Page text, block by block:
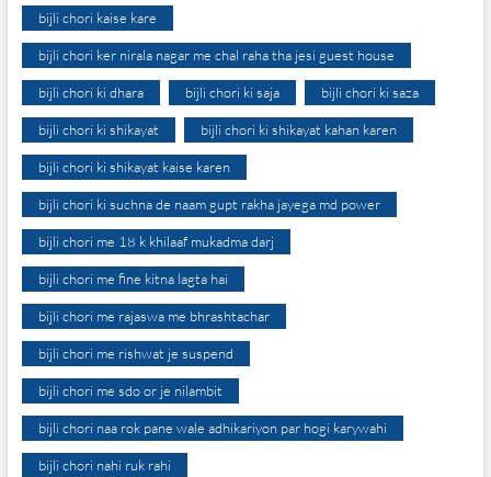
bijli chori kaise kare
bijli chori ker nirala nagar me chal raha tha jesi guest house
bijli chori ki dhara bijli chori ki saja bijli chori ki saza
bijli chori ki shikayat bijli chori ki shikayat kahan karen
bijli chori ki shikayat kaise karen
bijli chori ki suchna de naam gupt rakha jayega md power
bijli chori me 18 k khilaaf mukadma darj
bijli chori me fine kitna lagta hai
bijli chori me rajaswa me bhrashtachar
bijli chori me rishwat je suspend
bijli chori me sdo or je nilambit
bijli chori naa rok pane wale adhikariyon par hogi karywahi
bijli chori nahi ruk rahi